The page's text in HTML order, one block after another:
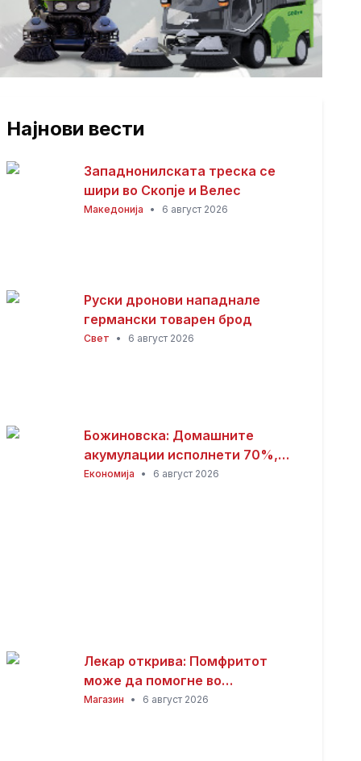
Најнови вести
Западнонилската треска се
шири во Скопје и Велес
Македонија • 6 август 2026
Руски дронови нападнале
германски товарен брод
Свет • 6 август 2026
Божиновска: Домашните
акумулации исполнети 70%,
обезбедена стабилност на
Економија • 6 август 2026
Лекар открива: Помфритот
може да помогне во
топлотните бранови, но
Магазин • 6 август 2026